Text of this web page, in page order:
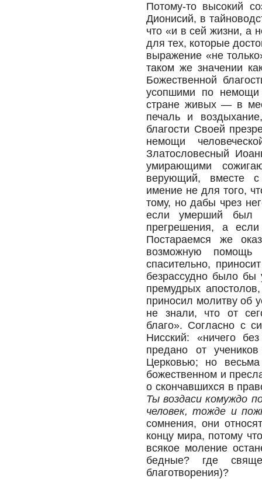
Потому-то высокий
Дионисий, в
что «и в сей жизни, а
для тех, которые
выражение «не
таком же значении
Божественной
усопшими по немощи
стране живых — в
печаль и
благости Своей
немощи
Златословесный
умирающими
верующий, вместе
имение не для того,
тому, но дабы чрез
если умерший был
прегрешения, а
Постараемся же
возможную
спасительно,
безрассудно было
премудрых
приносил молитву об
не знали, что от
благо». Согласно с
Нисский: «ничего
предано от
Церковью; но
божественном и
о скончавшихся в
Ты воздаси комуждо
человек, тожде и
сомнения, они
концу мира, потому
всякое моление
бедные? где
благотворения)?